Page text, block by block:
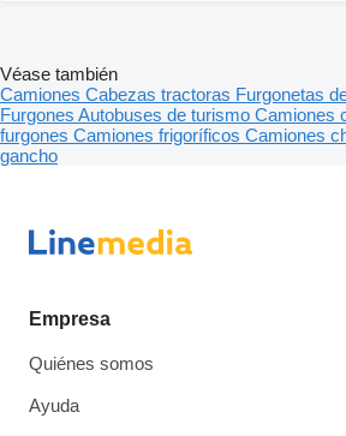
Véase también
Camiones Cabezas tractoras Furgonetas
Furgones Autobuses de turismo Camiones
furgones Camiones frigoríficos Camiones
gancho
Empresa
Quiénes somos
Ayuda